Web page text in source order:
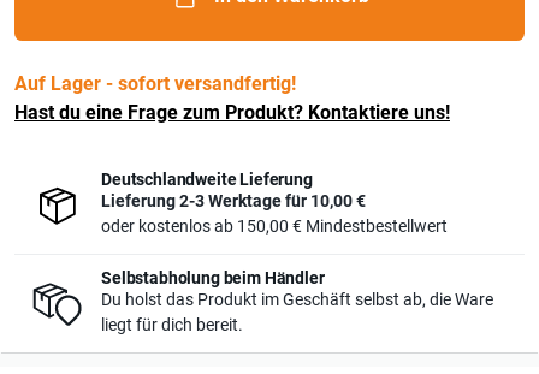
Auf Lager - sofort versandfertig!
Hast du eine Frage zum Produkt? Kontaktiere uns!
Deutschlandweite Lieferung
Lieferung 2-3 Werktage für 10,00 €
oder kostenlos ab 150,00 € Mindestbestellwert
Selbstabholung beim Händler
Du holst das Produkt im Geschäft selbst ab, die Ware
liegt für dich bereit.